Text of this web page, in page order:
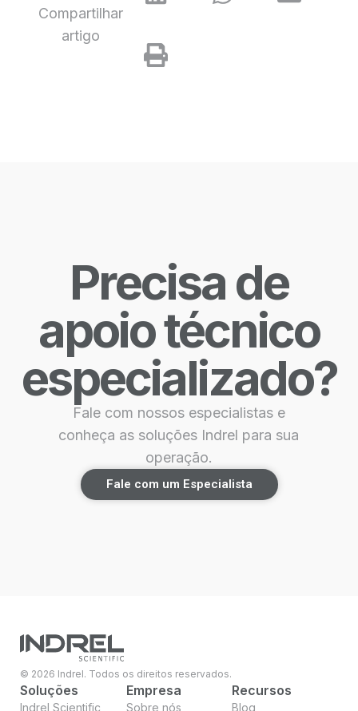
Compartilhar
artigo
Precisa de
apoio técnico
especializado?
Fale com nossos especialistas e
conheça as soluções Indrel para sua
operação.
Fale com um Especialista
© 2026 Indrel. Todos os direitos reservados.
Soluções
Indrel Scientific
Empresa
Sobre nós
Recursos
Blog